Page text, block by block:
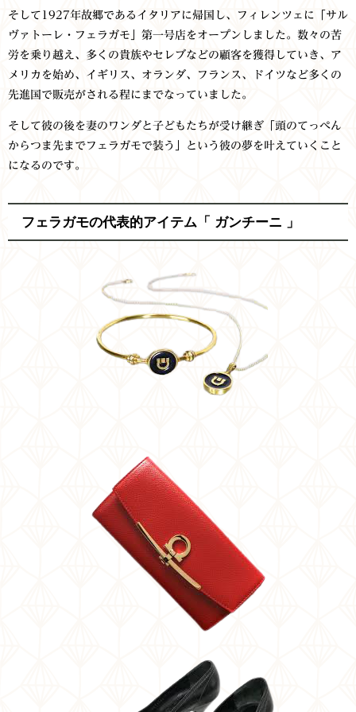
そして1927年故郷であるイタリアに帰国し、フィレンツェに「サル
ヴァトーレ・フェラガモ」第一号店をオープンしました。数々の苦
労を乗り越え、多くの貴族やセレブなどの顧客を獲得していき、ア
メリカを始め、イギリス、オランダ、フランス、ドイツなど多くの
先進国で販売がされる程にまでなっていました。
そして彼の後を妻のワンダと子どもたちが受け継ぎ「頭のてっぺん
からつま先までフェラガモで装う」という彼の夢を叶えていくこと
になるのです。
フェラガモの代表的アイテム「 ガンチーニ 」